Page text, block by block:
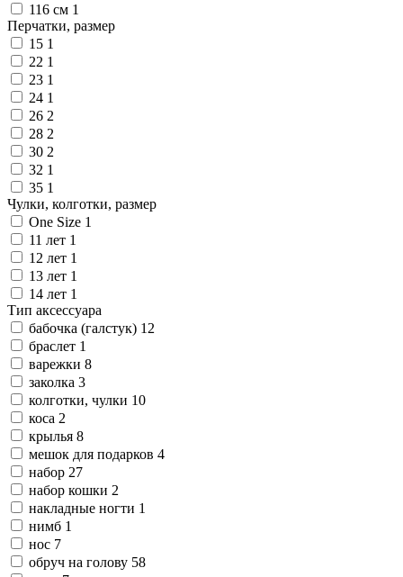
116 см 1
Перчатки, размер
15 1
22 1
23 1
24 1
26 2
28 2
30 2
32 1
35 1
Чулки, колготки, размер
One Size 1
11 лет 1
12 лет 1
13 лет 1
14 лет 1
Тип аксессуара
бабочка (галстук) 12
браслет 1
варежки 8
заколка 3
колготки, чулки 10
коса 2
крылья 8
мешок для подарков 4
набор 27
набор кошки 2
накладные ногти 1
нимб 1
нос 7
обруч на голову 58